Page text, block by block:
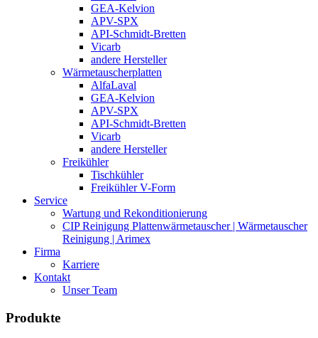
GEA-Kelvion
APV-SPX
API-Schmidt-Bretten
Vicarb
andere Hersteller
Wärmetauscherplatten
AlfaLaval
GEA-Kelvion
APV-SPX
API-Schmidt-Bretten
Vicarb
andere Hersteller
Freikühler
Tischkühler
Freikühler V-Form
Service
Wartung und Rekonditionierung
CIP Reinigung Plattenwärmetauscher | Wärmetauscher
Reinigung | Arimex
Firma
Karriere
Kontakt
Unser Team
Produkte